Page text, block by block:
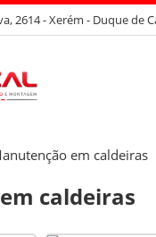
2614 - Xerém - Duque de
em caldeiras
caldeiras